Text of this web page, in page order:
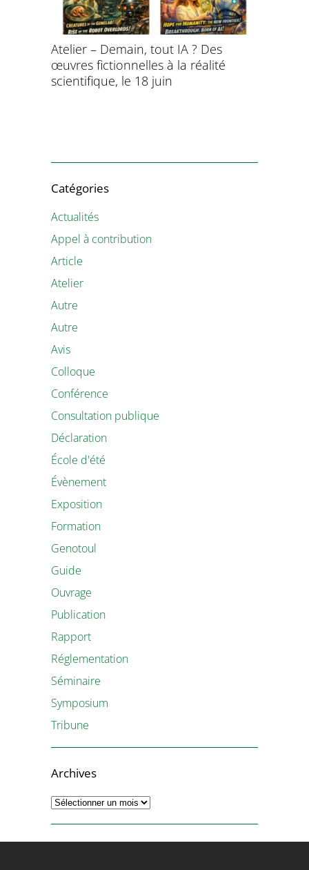
Atelier – Demain, tout IA ? Des
œuvres fictionnelles à la réalité
scientifique, le 18 juin
Catégories
Actualités
Appel à contribution
Article
Atelier
Autre
Autre
Avis
Colloque
Conférence
Consultation publique
Déclaration
École d'été
Évènement
Exposition
Formation
Genotoul
Guide
Ouvrage
Publication
Rapport
Réglementation
Séminaire
Symposium
Tribune
Archives
Archives